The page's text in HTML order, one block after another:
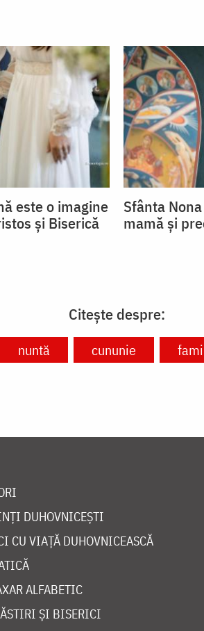
este o imagine
și Biserică
Sfânta
mamă și
Citește despre:
nuntă cununie
DUHOVNICEȘTI
CU VIAȚĂ DUHOVNICEASCĂ
ALFABETIC
ȘI BISERICI